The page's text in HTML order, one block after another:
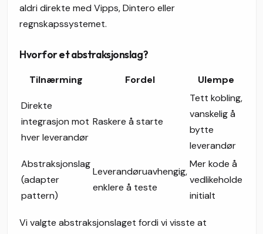
aldri direkte med Vipps, Dintero eller
regnskapssystemet.
Hvorfor et abstraksjonslag?
Tilnærming Fordel Ulempe
Direkte
integrasjon mot
hver leverandør
Raskere å starte
Tett kobling,
vanskelig å
bytte
leverandør
Abstraksjonslag
(adapter
pattern)
Leverandøruavhengig,
enklere å teste
Mer kode å
vedlikeholde
initialt
Vi valgte abstraksjonslaget fordi vi visste at